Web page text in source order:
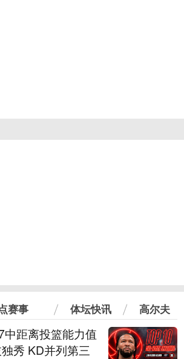
赛事 体坛快讯 高尔夫
距离投篮能力值
秀 KD并列第三